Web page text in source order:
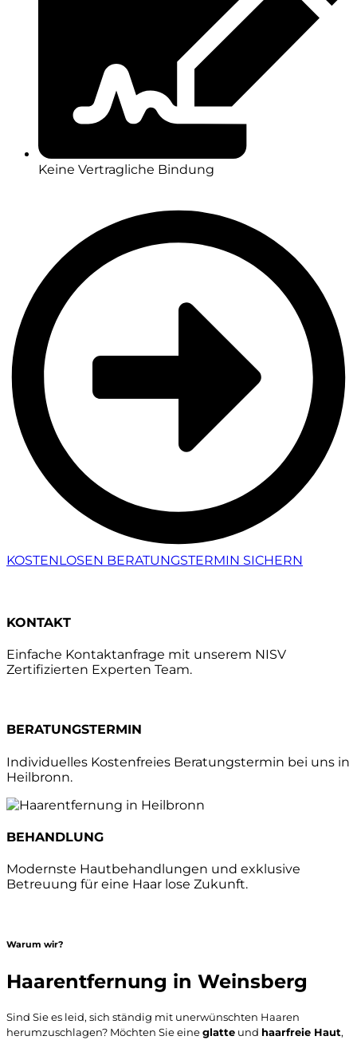
Keine Vertragliche Bindung
KOSTENLOSEN BERATUNGSTERMIN SICHERN
KONTAKT
Einfache Kontaktanfrage mit unserem NISV
Zertifizierten Experten Team.
BERATUNGSTERMIN
Individuelles Kostenfreies Beratungstermin bei uns in
Heilbronn.
BEHANDLUNG
Modernste Hautbehandlungen und exklusive
Betreuung für eine Haar lose Zukunft.
Warum wir?
Haarentfernung in Weinsberg
Sind Sie es leid, sich ständig mit unerwünschten Haaren
herumzuschlagen? Möchten Sie eineglatte und haarfreie Haut,